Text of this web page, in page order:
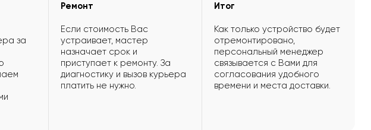
за
Ремонт
Если стоимость Вас
устраивает, мастер
назначает срок и
приступает к ремонту. За
диагностику и вызов курьера
платить не нужно.
Итог
Как только устройство будет
отремонтировано,
персональный менеджер
связывается с Вами для
согласования удобного
времени и места доставки.